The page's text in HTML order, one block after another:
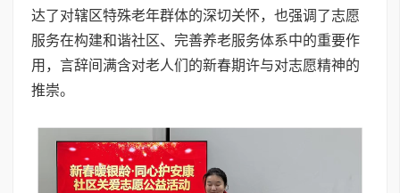
达了对辖区特殊老年群体的深切关怀，也强调了志愿
服务在构建和谐社区、完善养老服务体系中的重要作
用，言辞间满含对老人们的新春期许与对志愿精神的
推崇。